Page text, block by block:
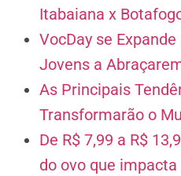
Itabaiana x
VocDay se
Jovens a
As Principais
Transformarão o
De R$ 7,99 a R$
do ovo que